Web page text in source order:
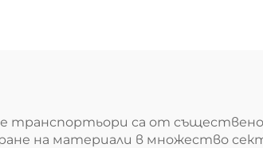
са от съществено
на материали в множество